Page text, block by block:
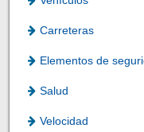
Carreteras
Elementos de
Salud
Velocidad